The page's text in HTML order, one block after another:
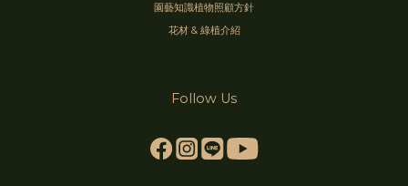
園藝知識植物照顧方針
花材 & 綠植介紹
Follow Us